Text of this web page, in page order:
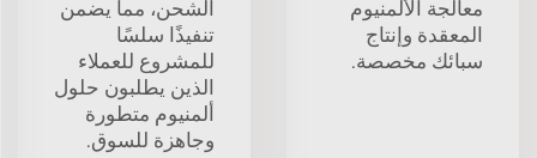
معالجة الألمنيوم
المعقدة وإنتاج
سبائك مخصصة.
الشحن، مما يضمن
تنفيذًا سلسًا
للمشروع للعملاء
الذين يطلبون حلول
ألمنيوم متطورة
وجاهزة للسوق.